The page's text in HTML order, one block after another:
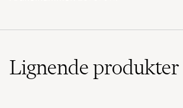
Lignendeprodukter